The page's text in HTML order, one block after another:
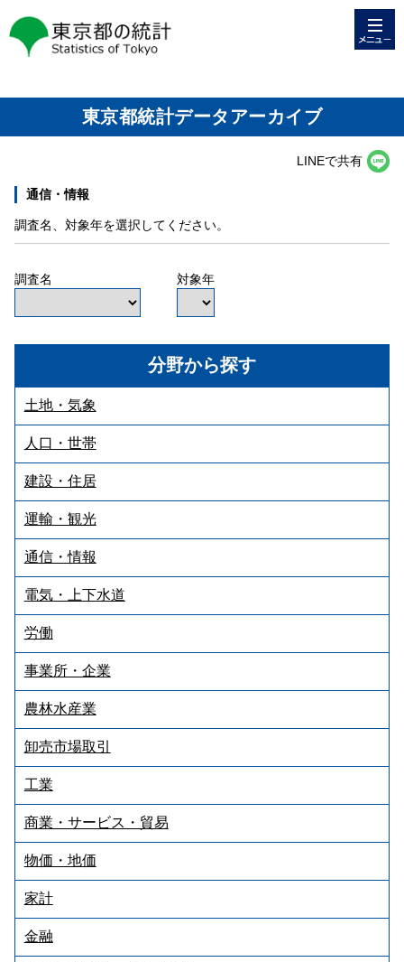
東京都の統計
東京都統計データアーカイブ
LINEで共有
分野から探す
土地・気象
人口・世帯
建設・住居
運輸・観光
通信・情報
電気・上下水道
労働
事業所・企業
農林水産業
卸売市場取引
工業
商業・サービス・貿易
物価・地価
家計
金融
通信・情報
調査名、対象年を選択してください。
調査名 対象年